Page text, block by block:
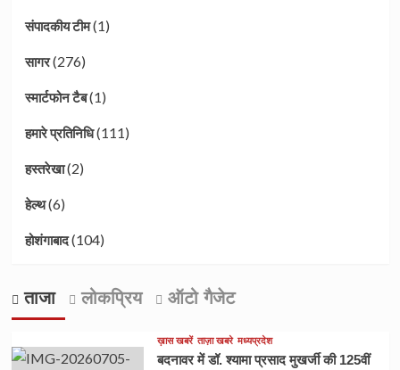
संपादकीय टीम(1)
सागर(276)
स्मार्टफोन टैब(1)
हमारे प्रतिनिधि(111)
हस्तरेखा(2)
हेल्थ(6)
होशंगाबाद(104)
ताजा लोकप्रिय ऑटो गैजेट
ख़ास खबरें ताज़ा खबरे मध्यप्रदेश
बदनावर में डॉ. श्यामा प्रसाद मुखर्जी की 125वीं